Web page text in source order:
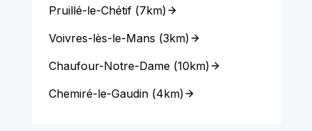
Pruillé-le-Chétif(7km)
Voivres-lès-le-Mans (3km)
Chaufour-Notre-Dame(10km)
Chemiré-le-Gaudin(4km)